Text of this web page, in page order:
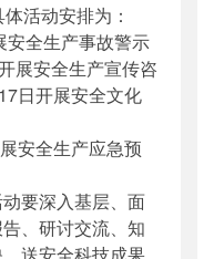
活动安排为：
全生产事故警示
展安全生产宣传咨
日开展安全文化
安全生产应急预
要深入基层、面
、研讨交流、知